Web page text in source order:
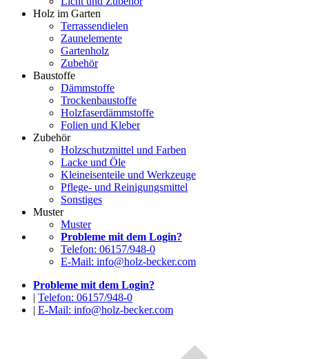
Holz im Garten
Terrassendielen
Zaunelemente
Gartenholz
Zubehör
Baustoffe
Dämmstoffe
Trockenbaustoffe
Holzfaserdämmstoffe
Folien und Kleber
Zubehör
Holzschutzmittel und Farben
Lacke und Öle
Kleineisenteile und Werkzeuge
Pflege- und Reinigungsmittel
Sonstiges
Muster
Muster
Probleme mit dem Login?
Telefon: 06157/948-0
E-Mail: info@holz-becker.com
Probleme mit dem Login?
| Telefon: 06157/948-0
| E-Mail: info@holz-becker.com